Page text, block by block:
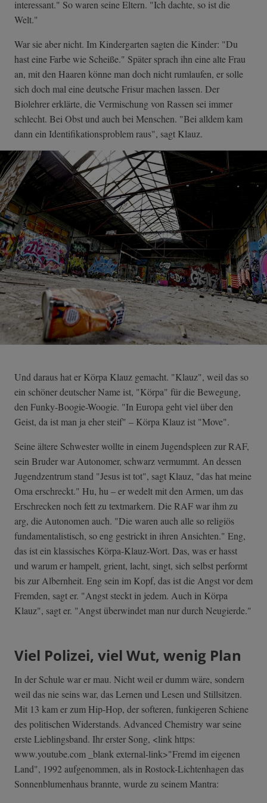
interessant." So waren seine Eltern. "Ich dachte, so ist die
Welt."
War sie aber nicht. Im Kindergarten sagten die Kinder: "Du
hast eine Farbe wie Scheiße." Später sprach ihn eine alte Frau
an, mit den Haaren könne man doch nicht rumlaufen, er solle
sich doch mal eine deutsche Frisur machen lassen. Der
Biolehrer erklärte, die Vermischung von Rassen sei immer
schlecht. Bei Obst und auch bei Menschen. "Bei alldem kam
dann ein Identifikationsproblem raus", sagt Klauz.
Und daraus hat er Körpa Klauz gemacht. "Klauz", weil das so
ein schöner deutscher Name ist, "Körpa" für die Bewegung,
den Funky-Boogie-Woogie. "In Europa geht viel über den
Geist, da ist man ja eher steif" – Körpa Klauz ist "Move".
Seine ältere Schwester wollte in einem Jugendspleen zur RAF,
sein Bruder war Autonomer, schwarz vermummt. An dessen
Jugendzentrum stand "Jesus ist tot", sagt Klauz, "das hat meine
Oma erschreckt." Hu, hu – er wedelt mit den Armen, um das
Erschrecken noch fett zu textmarkern. Die RAF war ihm zu
arg, die Autonomen auch. "Die waren auch alle so religiös
fundamentalistisch, so eng gestrickt in ihren Ansichten." Eng,
das ist ein klassisches Körpa-Klauz-Wort. Das, was er hasst
und warum er hampelt, grient, lacht, singt, sich selbst performt
bis zur Albernheit. Eng sein im Kopf, das ist die Angst vor dem
Fremden, sagt er. "Angst steckt in jedem. Auch in Körpa
Klauz", sagt er. "Angst überwindet man nur durch Neugierde."
Viel Polizei, viel Wut, wenig Plan
In der Schule war er mau. Nicht weil er dumm wäre, sondern
weil das nie seins war, das Lernen und Lesen und Stillsitzen.
Mit 13 kam er zum Hip-Hop, der softeren, funkigeren Schiene
des politischen Widerstands. Advanced Chemistry war seine
erste Lieblingsband. Ihr erster Song, <link https:
www.youtube.com _blank external-link>"Fremd im eigenen
Land", 1992 aufgenommen, als in Rostock-Lichtenhagen das
Sonnenblumenhaus brannte, wurde zu seinem Mantra: